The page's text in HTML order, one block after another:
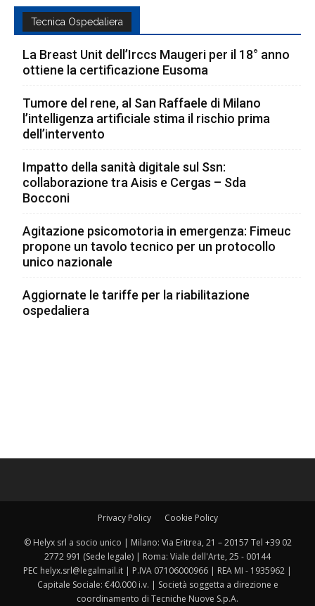
Tecnica Ospedaliera
La Breast Unit dell’Irccs Maugeri per il 18° anno
ottiene la certificazione Eusoma
Tumore del rene, al San Raffaele di Milano
l’intelligenza artificiale stima il rischio prima
dell’intervento
Impatto della sanità digitale sul Ssn:
collaborazione tra Aisis e Cergas – Sda
Bocconi
Agitazione psicomotoria in emergenza: Fimeuc
propone un tavolo tecnico per un protocollo
unico nazionale
Aggiornate le tariffe per la riabilitazione
ospedaliera
Privacy Policy Cookie Policy
© Helyx srl a socio unico | Milano: Via Eritrea, 21 – 20157 Tel +39 02
2772 991 (Sede legale) | Roma: Viale dell'Arte, 25 - 00144
PEC helyx.srl@legalmail.it | P.IVA 07106000966 | REA MI - 1935962 |
Capitale Sociale: €40.000 i.v. | Società soggetta a direzione e
coordinamento di Tecniche Nuove S.p.A.